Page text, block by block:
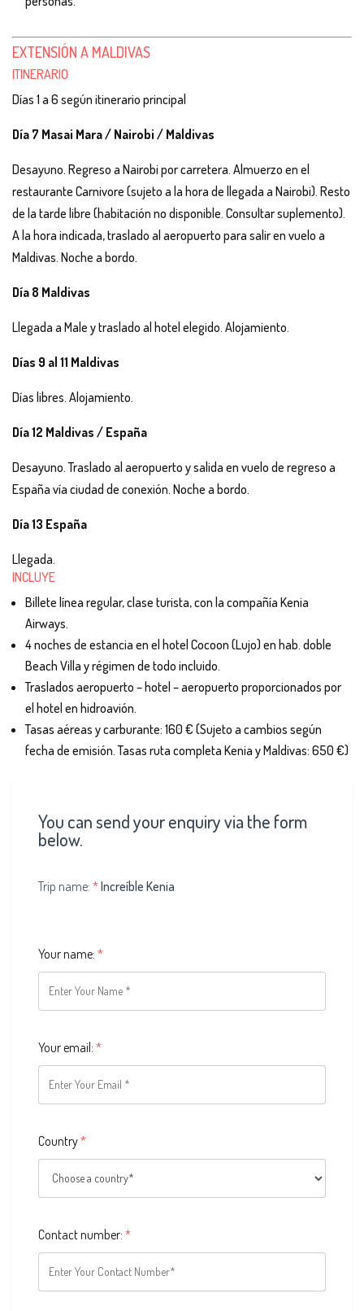
EXTENSIÓN A MALDIVAS
ITINERARIO
Días 1 a 6 según itinerario principal
Día 7 Masai Mara / Nairobi / Maldivas
Desayuno. Regreso a Nairobi por carretera. Almuerzo en el
restaurante Carnivore (sujeto a la hora de llegada a Nairobi). Resto
de la tarde libre (habitación no disponible. Consultar suplemento).
A la hora indicada, traslado al aeropuerto para salir en vuelo a
Maldivas. Noche a bordo.
Día 8 Maldivas
Llegada a Male y traslado al hotel elegido. Alojamiento.
Días 9 al 11 Maldivas
Días libres. Alojamiento.
Día 12 Maldivas / España
Desayuno. Traslado al aeropuerto y salida en vuelo de regreso a
España vía ciudad de conexión. Noche a bordo.
Día 13 España
Llegada.
INCLUYE
Billete línea regular, clase turista, con la compañía Kenia
Airways.
4 noches de estancia en el hotel Cocoon (Lujo) en hab. doble
Beach Villa y régimen de todo incluido.
Traslados aeropuerto – hotel – aeropuerto proporcionados por
el hotel en hidroavión.
Tasas aéreas y carburante: 160 € (Sujeto a cambios según
fecha de emisión. Tasas ruta completa Kenia y Maldivas: 650 €)
You can send your enquiry via the form
below.
Trip name: *Increíble Kenia
Your name: *
Your email: *
Country*
Contact number: *